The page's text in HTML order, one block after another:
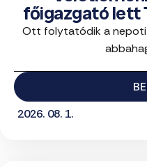
főigazgató lett
Ott folytatódik a
2026. 08. 1.